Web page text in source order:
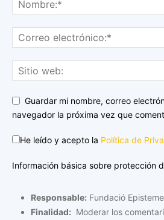
Guardar mi nombre, correo
navegador la próxima vez que
He leído y acepto la Política de
Información básica sobre protección
Responsable: Fundació
Finalidad: Moderar los